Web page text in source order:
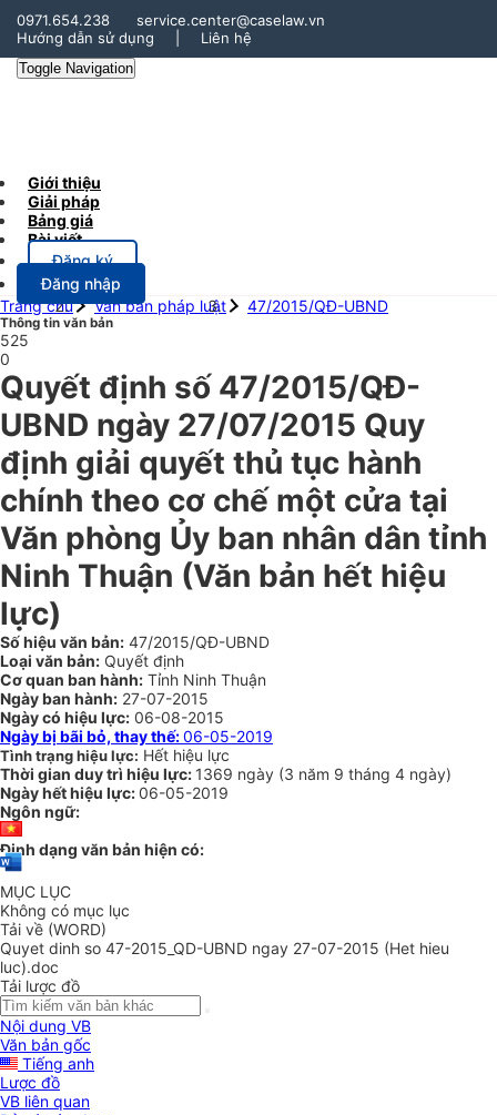
0971.654.238
service.center@caselaw.vn
Hướng dẫn sử dụng
Liên hệ
Toggle Navigation
Giới thiệu
Giải pháp
Bảng giá
Bài viết
Đăng ký
Đăng nhập
Trang chủ
Văn bản pháp luật 47/2015/QĐ-UBND
Thông tin văn bản
525
0
Quyết định số 47/2015/QĐ-
UBND ngày 27/07/2015 Quy
định giải quyết thủ tục hành
chính theo cơ chế một cửa tại
Văn phòng Ủy ban nhân dân tỉnh
Ninh Thuận (Văn bản hết hiệu
lực)
Số hiệu văn bản: 47/2015/QĐ-UBND
Loại văn bản: Quyết định
Cơ quan ban hành: Tỉnh Ninh Thuận
Ngày ban hành: 27-07-2015
Ngày có hiệu lực: 06-08-2015
Ngày bị bãi bỏ, thay thế:06-05-2019
Tình trạng hiệu lực: Hết hiệu lực
Thời gian duy trì hiệu lực: 1369 ngày (3 năm 9 tháng 4 ngày)
Ngày hết hiệu lực:06-05-2019
Ngôn ngữ:
Định dạng văn bản hiện có:
MỤC LỤC
Không có mục lục
Tải về (WORD)
Quyet dinh so 47-2015_QD-UBND ngay 27-07-2015 (Het hieu
luc).doc
Tải lược đồ
Nội dung VB
Văn bản gốc
Tiếng anh
Lược đồ
VB liên quan